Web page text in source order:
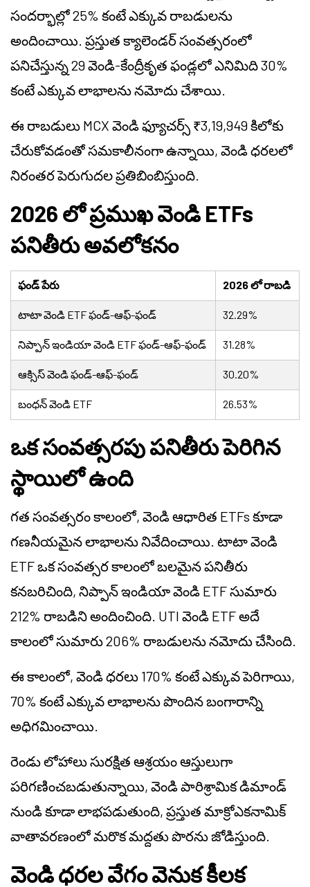
సందర్భాల్లో 25% కంటే ఎక్కువ రాబడులను
అందించాయి. ప్రస్తుత క్యాలెండర్ సంవత్సరంలో
పనిచేస్తున్న 29 వెండి-కేంద్రీకృత ఫండ్లలో ఎనిమిది 30%
కంటే ఎక్కువ లాభాలను నమోదు చేశాయి.
ఈ రాబడులు MCX వెండి ఫ్యూచర్స్ ₹3,19,949 కిలోకు
చేరుకోవడంతో సమకాలీనంగా ఉన్నాయి, వెండి ధరలలో
నిరంతర పెరుగుదల ప్రతిబింబిస్తుంది.
2026 లో ప్రముఖ వెండి ETFs
పనితీరు అవలోకనం
ఫండ్ పేరు 2026 లో రాబడి
టాటా వెండి ETF ఫండ్-ఆఫ్-ఫండ్ 32.29%
నిప్పాన్ ఇండియా వెండి ETF ఫండ్-ఆఫ్-ఫండ్ 31.28%
ఆక్సిస్ వెండి ఫండ్-ఆఫ్-ఫండ్ 30.20%
బంధన్ వెండి ETF 26.53%
ఒక సంవత్సరపు పనితీరు పెరిగిన
స్థాయిలో ఉంది
గత సంవత్సరం కాలంలో, వెండి ఆధారిత ETFs కూడా
గణనీయమైన లాభాలను నివేదించాయి. టాటా వెండి
ETF ఒక సంవత్సర కాలంలో బలమైన పనితీరు
కనబరిచింది, నిప్పాన్ ఇండియా వెండి ETF సుమారు
212% రాబడిని అందించింది. UTI వెండి ETF అదే
కాలంలో సుమారు 206% రాబడులను నమోదు చేసింది.
ఈ కాలంలో, వెండి ధరలు 170% కంటే ఎక్కువ పెరిగాయి,
70% కంటే ఎక్కువ లాభాలను పొందిన బంగారాన్ని
అధిగమించాయి.
రెండు లోహాలు సురక్షిత ఆశ్రయం ఆస్తులుగా
పరిగణించబడుతున్నాయి, వెండి పారిశ్రామిక డిమాండ్
నుండి కూడా లాభపడుతుంది, ప్రస్తుత మాక్రోఎకనామిక్
వాతావరణంలో మరొక మద్దతు పొరను జోడిస్తుంది.
వెండి ధరల వేగం వెనుక కీలక